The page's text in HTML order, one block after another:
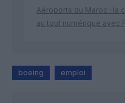
Aéroports du Maroc : la
au tout numérique avec
boeing emploi